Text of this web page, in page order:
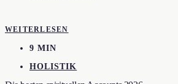
WEITERLESEN
9 MIN
HOLISTIK